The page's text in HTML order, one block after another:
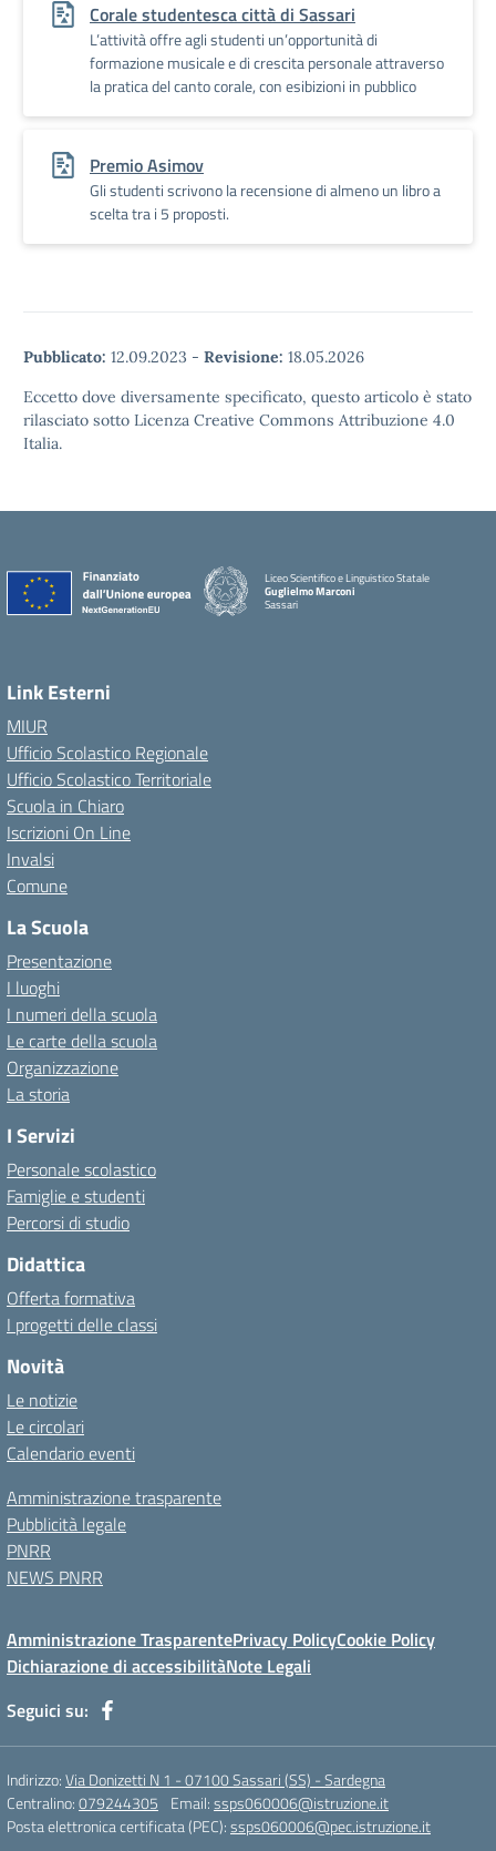
Corale studentesca città di Sassari
L’attività offre agli studenti un’opportunità di
formazione musicale e di crescita personale attraverso
la pratica del canto corale, con esibizioni in pubblico
Premio Asimov
Gli studenti scrivono la recensione di almeno un libro a
scelta tra i 5 proposti.
Pubblicato: 12.09.2023 - Revisione: 18.05.2026
Eccetto dove diversamente specificato, questo articolo è stato
rilasciato sotto Licenza Creative Commons Attribuzione 4.0
Italia.
Liceo Scientifico e Linguistico Statale
Guglielmo Marconi
Sassari
Link Esterni
MIUR
Ufficio Scolastico Regionale
Ufficio Scolastico Territoriale
Scuola in Chiaro
Iscrizioni On Line
Invalsi
Comune
La Scuola
Presentazione
I luoghi
I numeri della scuola
Le carte della scuola
Organizzazione
La storia
I Servizi
Personale scolastico
Famiglie e studenti
Percorsi di studio
Didattica
Offerta formativa
I progetti delle classi
Novità
Le notizie
Le circolari
Calendario eventi
Amministrazione trasparente
Pubblicità legale
PNRR
NEWS PNRR
Amministrazione TrasparentePrivacy PolicyCookie Policy
Dichiarazione di accessibilitàNote Legali
Seguici su:
Indirizzo:Via Donizetti N 1 - 07100 Sassari (SS) - Sardegna
Centralino:079244305 Email:ssps060006@istruzione.it
Posta elettronica certificata (PEC):ssps060006@pec.istruzione.it